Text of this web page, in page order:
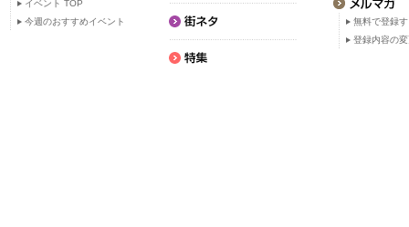
イベント TOP
今週のおすすめイベント
無料で登録
登録内容の